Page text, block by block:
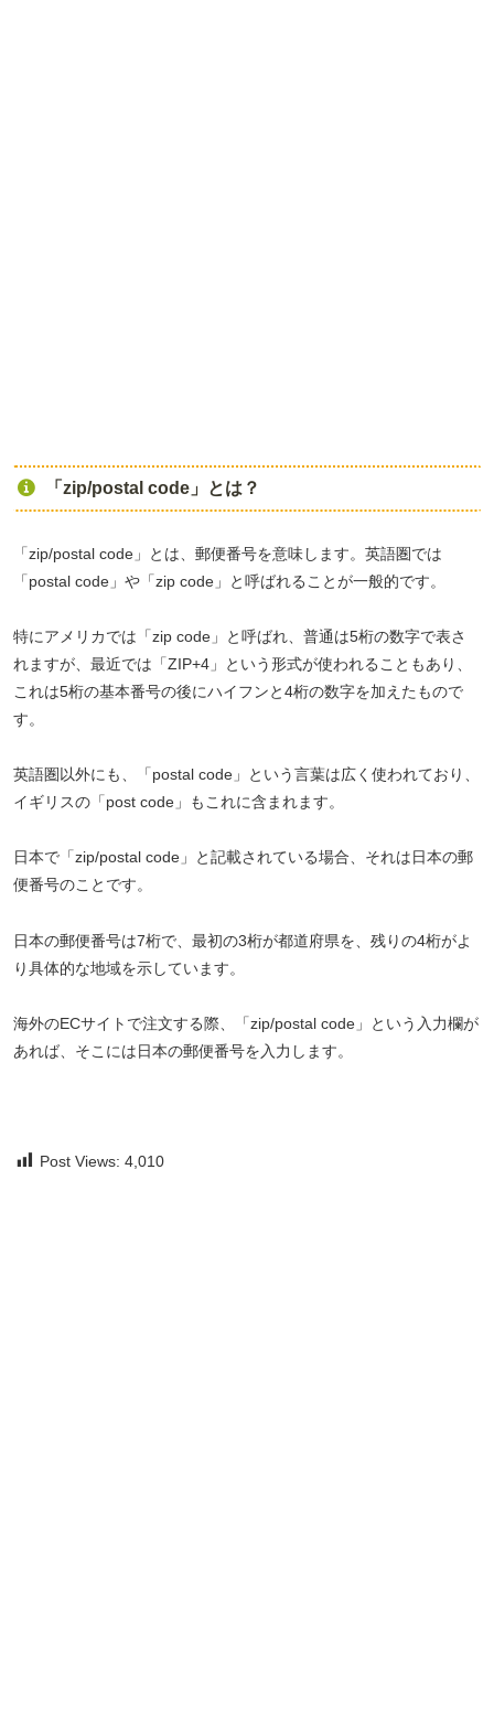
「zip/postal code」とは？
「zip/postal code」とは、郵便番号を意味します。英語圏では
「postal code」や「zip code」と呼ばれることが一般的です。
特にアメリカでは「zip code」と呼ばれ、普通は5桁の数字で表さ
れますが、最近では「ZIP+4」という形式が使われることもあり、
これは5桁の基本番号の後にハイフンと4桁の数字を加えたもので
す。
英語圏以外にも、「postal code」という言葉は広く使われており、
イギリスの「post code」もこれに含まれます。
日本で「zip/postal code」と記載されている場合、それは日本の郵
便番号のことです。
日本の郵便番号は7桁で、最初の3桁が都道府県を、残りの4桁がよ
り具体的な地域を示しています。
海外のECサイトで注文する際、「zip/postal code」という入力欄が
あれば、そこには日本の郵便番号を入力します。
Post Views: 4,010